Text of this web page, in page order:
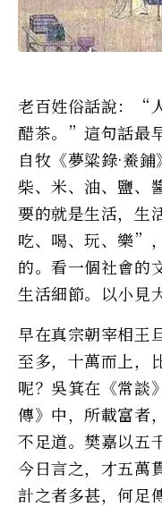
老百姓俗話說：“
醋茶。”這句話最
自牧《夢粱錄·鯗
柴、米、油、鹽、
要的就是生活，生
吃、喝、玩、樂”
的。看一個社會的
生活細節。以小見
早在真宗朝宰相王
至多，十萬而上，
呢？吳箕在《常談
傳》中，所載富者
不足道。樊嘉以五
今日言之，才五萬
計之者多甚，何足